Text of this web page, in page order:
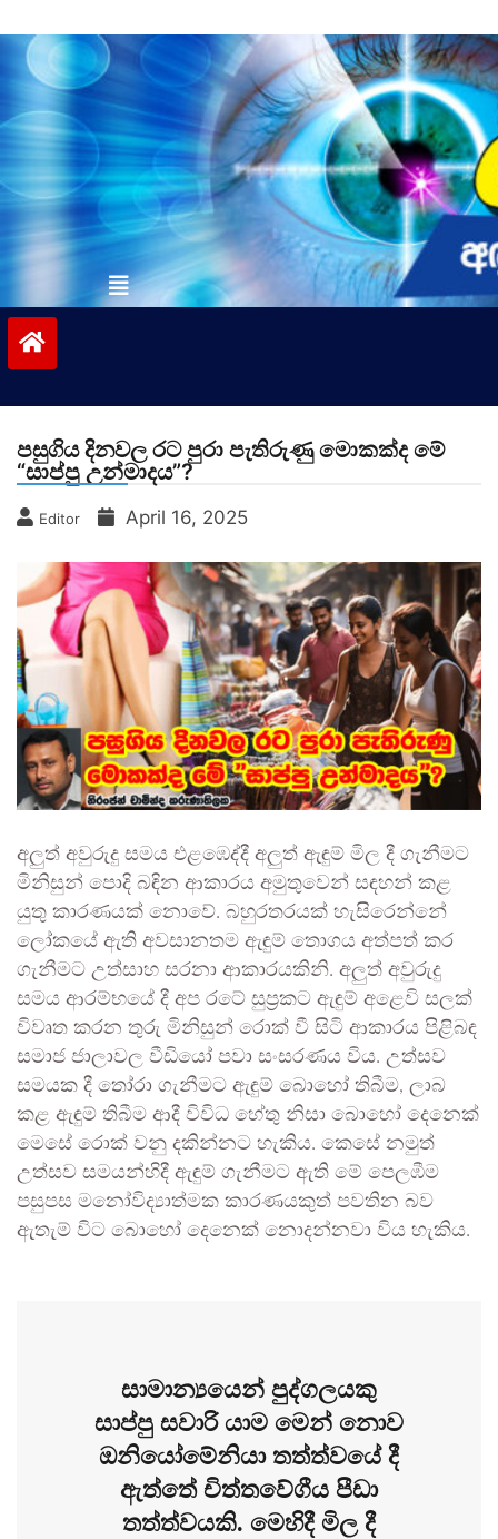
to
contentvinivida.lk
පසුගිය දිනවල රට පුරා පැතිරුණු මොකක්ද මේ
“සාප්පු උන්මාදය”?
Editor April 16, 2025
අලුත් අවුරුදු සමය එළඹෙද්දී අලුත් ඇඳුම් මිල දී ගැනීමට
මිනිසුන් පොදි බඳින ආකාරය අමුතුවෙන් සඳහන් කළ
යුතු කාරණයක් නොවේ. බහුරතරයක් හැසිරෙන්නේ
ලෝකයේ ඇති අවසානතම ඇඳුම් තොගය අත්පත් කර
ගැනීමට උත්සාහ සරනා ආකාරයකිනි. අලුත් අවුරුදු
සමය ආරම්භයේ දී අප රටේ සුප්‍රකට ඇඳුම් අළෙවි සලක්
විවෘත කරන තුරු මිනිසුන් රොක් වී සිටි ආකාරය පිළිබඳ
සමාජ ජාලාවල වීඩියෝ පවා සංසරණය විය. උත්සව
සමයක දී තෝරා ගැනීමට ඇඳුම් බොහෝ තිබීම, ලාබ
කළ ඇඳුම් තිබීම ආදී විවිධ හේතු නිසා බොහෝ දෙනෙක්
මෙසේ රොක් වනු දකින්නට හැකිය. කෙසේ නමුත්
උත්සව සමයන්හිදී ඇඳුම් ගැනීමට ඇති මේ පෙලඹීම
පසුපස මනෝවිද්‍යාත්මක කාරණයකුත් පවතින බව
ඇතැම් විට බොහෝ දෙනෙක් නොදන්නවා විය හැකිය.
සාමාන්‍යයෙන් පුද්ගලයකු
සාප්පු සවාරි යාම මෙන් නොව
ඔනියෝමේනියා තත්ත්වයේ දී
ඇත්තේ චිත්තවේගීය පීඩා
තත්ත්වයකි. මෙහිදී මිල දී